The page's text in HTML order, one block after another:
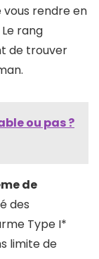
vous rendre en
rang
de trouver
ou pas ?
de
des
Type I*
limite de